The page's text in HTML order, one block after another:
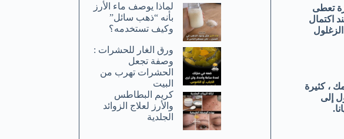
، الشجرة تعطى
حمراء عند اكتمال
، كثيرة
يتحول إلى
لماذا يوصف ماء الأرز
بأنه “ذهب سائل”
وكيف تستخدمه؟
ورق الغار للحشرات :
وصفة تجعل
الحشرات تهرب من
البيت
كريم البطاطس
والأرز لعلاج الزوائد
الجلدية